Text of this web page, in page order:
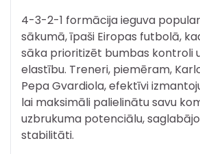
4-3-2-1 formācija ieguva
sākumā, īpaši Eiropas futbolā,
sāka prioritizēt bumbas kontroli
elastību. Treneri, piemēram,
Pepa Gvardiola, efektīvi
lai maksimāli palielinātu savu
uzbrukuma potenciālu,
stabilitāti.